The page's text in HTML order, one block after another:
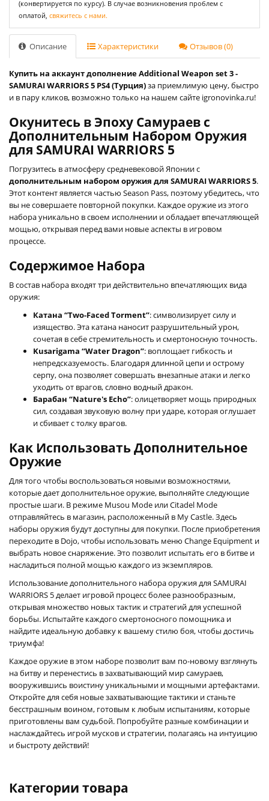
(конвертируется по курсу). В случае возникновения проблем с
оплатой, свяжитесь с нами.
Описание Характеристики Отзывов (0)
Купить на аккаунт дополнение Additional Weapon set 3 -
SAMURAI WARRIORS 5 PS4 (Турция)за приемлимую цену, быстро
и в пару кликов, возможно только на нашем сайте igronovinka.ru!
Окунитесь в Эпоху Самураев с
Дополнительным Набором Оружия
для SAMURAI WARRIORS 5
Погрузитесь в атмосферу средневековой Японии с
дополнительным набором оружия для SAMURAI WARRIORS 5.
Этот контент является частью Season Pass, поэтому убедитесь, что
вы не совершаете повторной покупки. Каждое оружие из этого
набора уникально в своем исполнении и обладает впечатляющей
мощью, открывая перед вами новые аспекты в игровом
процессе.
Содержимое Набора
В состав набора входят три действительно впечатляющих вида
оружия:
Катана “Two-Faced Torment”: символизирует силу и
изящество. Эта катана наносит разрушительный урон,
сочетая в себе стремительность и смертоносную точность.
Kusarigama “Water Dragon”: воплощает гибкость и
непредсказуемость. Благодаря длинной цепи и острому
серпу, она позволяет совершать внезапные атаки и легко
уходить от врагов, словно водный дракон.
Барабан “Nature's Echo”: олицетворяет мощь природных
сил, создавая звуковую волну при ударе, которая оглушает
и сбивает с толку врагов.
Как Использовать Дополнительное
Оружие
Для того чтобы воспользоваться новыми возможностями,
которые дает дополнительное оружие, выполняйте следующие
простые шаги. В режиме Musou Mode или Citadel Mode
отправляйтесь в магазин, расположенный в My Castle. Здесь
наборы оружия будут доступны для покупки. После приобретения
переходите в Dojo, чтобы использовать меню Change Equipment и
выбрать новое снаряжение. Это позволит испытать его в битве и
насладиться полной мощью каждого из экземпляров.
Использование дополнительного набора оружия для SAMURAI
WARRIORS 5 делает игровой процесс более разнообразным,
открывая множество новых тактик и стратегий для успешной
борьбы. Испытайте каждого смертоносного помощника и
найдите идеальную добавку к вашему стилю боя, чтобы достичь
триумфа!
Каждое оружие в этом наборе позволит вам по-новому взглянуть
на битву и перенестись в захватывающий мир самураев,
вооружившись воистину уникальными и мощными артефактами.
Откройте для себя новые захватывающие тактики и станьте
бесстрашным воином, готовым к любым испытаниям, которые
приготовлены вам судьбой. Попробуйте разные комбинации и
наслаждайтесь игрой мусков и стратегии, полагаясь на интуицию
и быстроту действий!
Категории товара